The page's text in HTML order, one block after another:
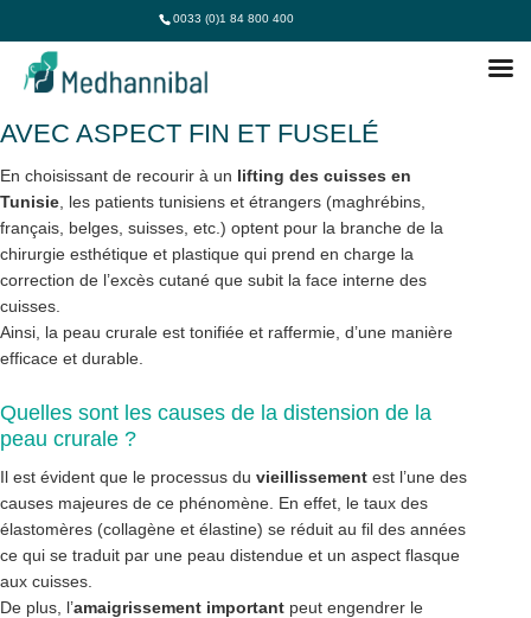
0033 (0)1 84 800 400
LIFTING CUISSES TUNISIE : CUISSES
AVEC ASPECT FIN ET FUSELÉ
En choisissant de recourir à un lifting des cuisses en
Tunisie , les patients tunisiens et étrangers (maghrébins,
français, belges, suisses, etc.) optent pour la branche de la
chirurgie esthétique et plastique qui prend en charge la
correction de l’excès cutané que subit la face interne des
cuisses.
Ainsi, la peau crurale est tonifiée et raffermie, d’une manière
efficace et durable.
Quelles sont les causes de la distension de la
peau crurale ?
Il est évident que le processus du vieillissement est l’une des
causes majeures de ce phénomène. En effet, le taux des
élastomères (collagène et élastine) se réduit au fil des années
ce qui se traduit par une peau distendue et un aspect flasque
aux cuisses.
De plus, l’amaigrissement important peut engendrer le